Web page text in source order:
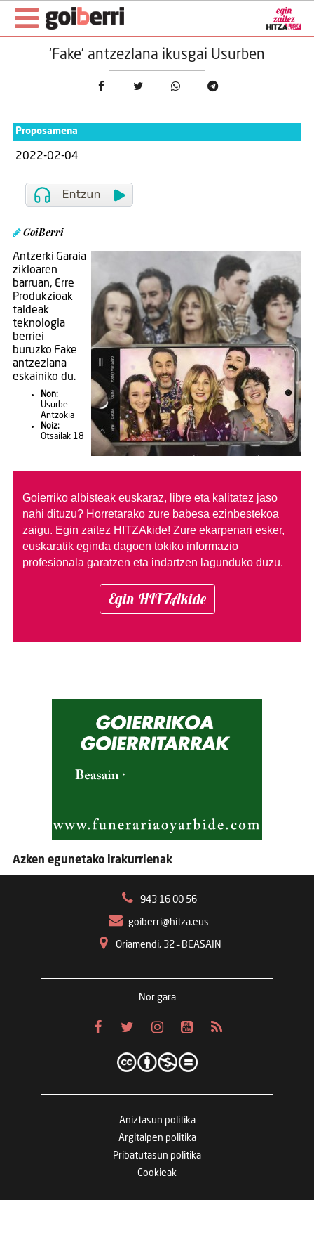
‘Fake’ antzezlana ikusgai Usurben
Proposamena
2022-02-04
GoiBerri
Antzerki Garaia
zikloaren
barruan, Erre
Produkzioak
taldeak
teknologia
berriei
buruzko Fake
antzezlana
eskainiko du.
Non:
Usurbe
Antzokia
Noiz:
Otsailak 18
Goierriko albisteak euskaraz, libre eta kalitatez jaso
nahi dituzu? Horretarako zure babesa ezinbestekoa
zaigu. Egin zaitez HITZAkide! Zure ekarpenari esker,
euskaratik eginda dagoen tokiko informazio
profesionala garatzen eta indartzen lagunduko duzu.
Egin HITZAkide
Azken egunetako irakurrienak
943 16 00 56
goiberri@hitza.eus
Oriamendi, 32 – BEASAIN
Nor gara
Aniztasun politika
Argitalpen politika
Pribatutasun politika
Cookieak